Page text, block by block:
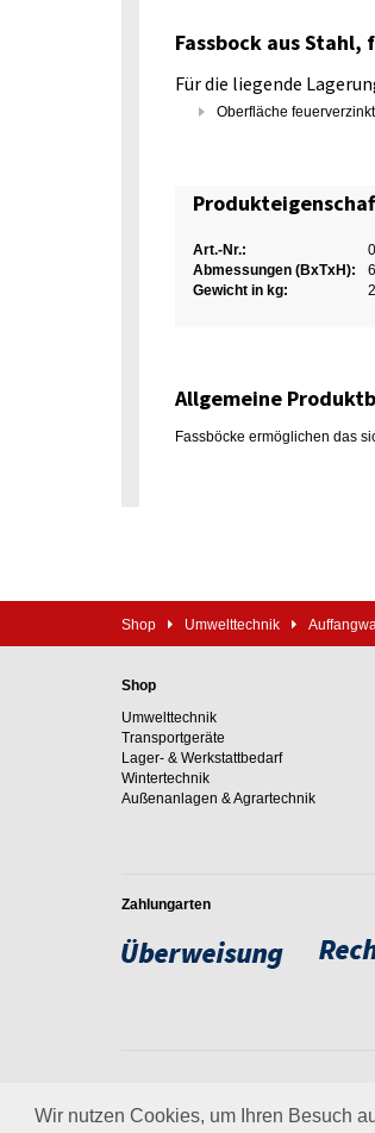
Wir nutzen Cookies, um Ihren Besuch
Fassbock aus
Für die liegende
Oberfläche feuerverzinkt
Art.-Nr.:
Abmessungen (BxTxH):
Gewicht in kg:
Allgemeine
Fassböcke ermöglichen das
Shop Umwelttechnik
Shop
Umwelttechnik
Transportgeräte
Lager- & Werkstattbedarf
Wintertechnik
Außenanlagen & Agrartechnik
Zahlungarten